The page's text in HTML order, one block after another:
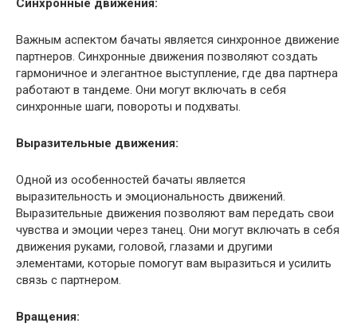
Синхронные движения:
Важным аспектом бачаты является синхронное движение
партнеров. Синхронные движения позволяют создать
гармоничное и элегантное выступление, где два партнера
работают в тандеме. Они могут включать в себя
синхронные шаги, повороты и подхваты.
Выразительные движения:
Одной из особенностей бачаты является
выразительность и эмоциональность движений.
Выразительные движения позволяют вам передать свои
чувства и эмоции через танец. Они могут включать в себя
движения руками, головой, глазами и другими
элементами, которые помогут вам выразиться и усилить
связь с партнером.
Вращения: